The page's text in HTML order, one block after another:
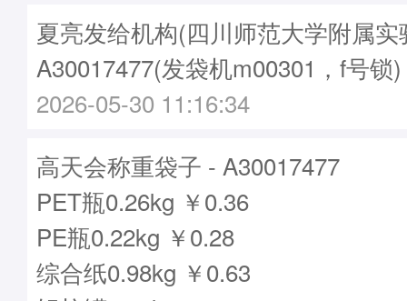
夏亮发给机构(四川师范大学附属
A30017477(发袋机m00301，f号锁)
2026-05-30 11:16:34
高天会称重袋子 - A30017477
PET瓶0.26kg ￥0.36
PE瓶0.22kg ￥0.28
综合纸0.98kg ￥0.63